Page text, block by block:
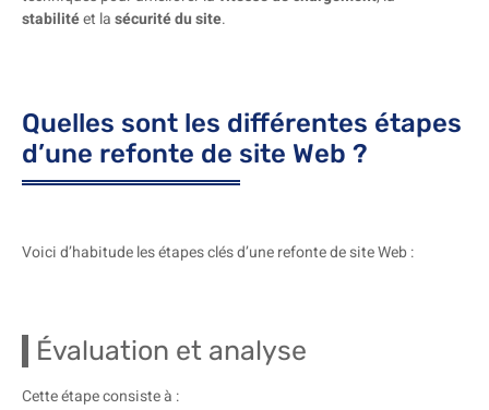
stabilitéet lasécurité du site.
Quelles sont les différentes étapes
d’une refonte de site Web ?
Voici d’habitude les étapes clés d’une refonte de site Web :
Évaluation et analyse
Cette étape consiste à :